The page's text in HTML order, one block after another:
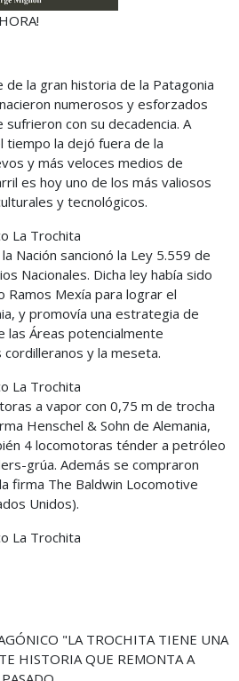
de la gran historia de la Patagonia
numerosos y esforzados
con su decadencia. A
tiempo la dejó fuera de la
y más veloces medios de
es hoy uno de los más valiosos
y tecnológicos.
La Trochita
Nación sancionó la Ley 5.559 de
Nacionales. Dicha ley había sido
Ramos Mexía para lograr el
y promovía una estrategia de
las Áreas potencialmente
y la meseta.
La Trochita
a vapor con 0,75 m de trocha
Henschel & Sohn de Alemania,
4 locomotoras ténder a petróleo
grúa. Además se compraron
firma The Baldwin Locomotive
Unidos).
La Trochita
"LA TROCHITA TIENE UNA
HISTORIA QUE REMONTA A